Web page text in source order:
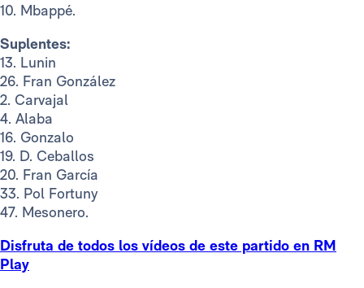
10. Mbappé.
Suplentes:
13. Lunin
26. Fran González
2. Carvajal
4. Alaba
16. Gonzalo
19. D. Ceballos
20. Fran García
33. Pol Fortuny
47. Mesonero.
Disfruta de todos los vídeos de este partido en RM
Play